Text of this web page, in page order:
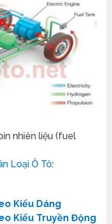
nhiên liệu (fuel
Loại Ô Tô:
Kiểu Dáng
Kiểu Truyền Động